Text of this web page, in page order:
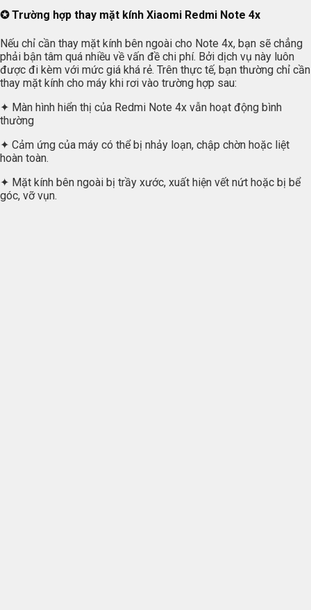
✪ Trường hợp thay mặt kính Xiaomi Redmi Note 4x
Nếu chỉ cần thay mặt kính bên ngoài cho Note 4x, bạn sẽ chẳng
phải bận tâm quá nhiều về vấn đề chi phí. Bởi dịch vụ này luôn
được đi kèm với mức giá khá rẻ. Trên thực tế, bạn thường chỉ cần
thay mặt kính cho máy khi rơi vào trường hợp sau:
✦ Màn hình hiển thị của Redmi Note 4x vẫn hoạt động bình
thường
✦ Cảm ứng của máy có thể bị nhảy loạn, chập chờn hoặc liệt
hoàn toàn.
✦ Mặt kính bên ngoài bị trầy xước, xuất hiện vết nứt hoặc bị bể
góc, vỡ vụn.